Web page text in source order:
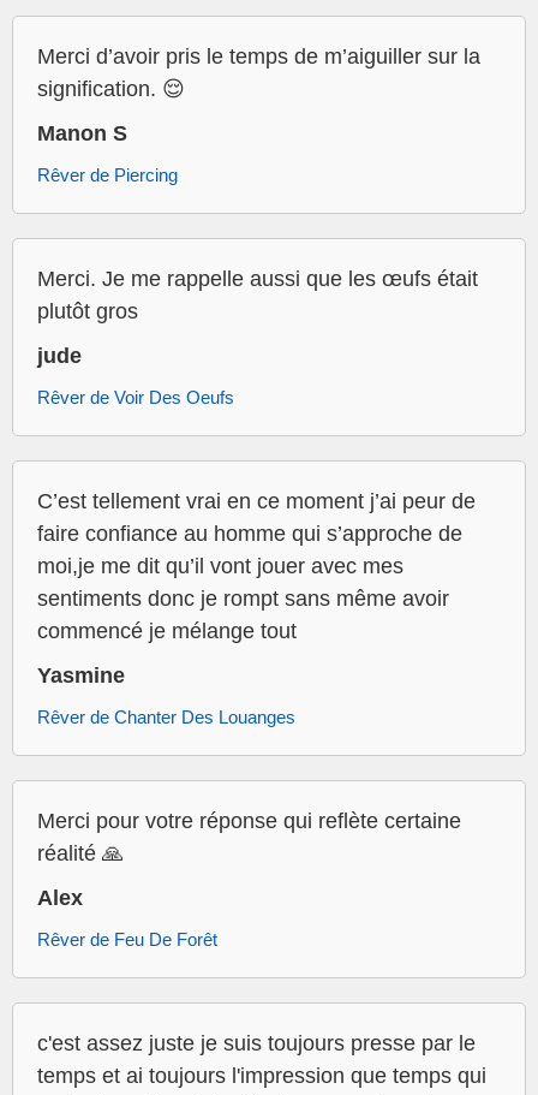
Merci d’avoir pris le temps de m’aiguiller sur la
signification. 😌
Manon S
Rêver de Piercing
Merci. Je me rappelle aussi que les œufs était
plutôt gros
jude
Rêver de Voir Des Oeufs
C’est tellement vrai en ce moment j’ai peur de
faire confiance au homme qui s’approche de
moi,je me dit qu’il vont jouer avec mes
sentiments donc je rompt sans même avoir
commencé je mélange tout
Yasmine
Rêver de Chanter Des Louanges
Merci pour votre réponse qui reflète certaine
réalité 🙏
Alex
Rêver de Feu De Forêt
c'est assez juste je suis toujours presse par le
temps et ai toujours l'impression que temps qui